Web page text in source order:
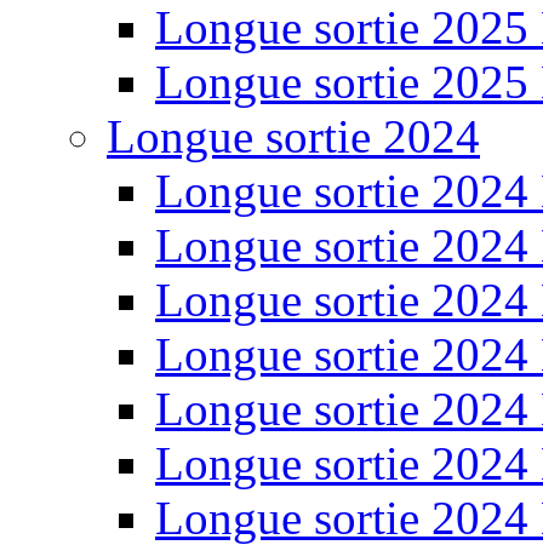
Longue sortie 2025
Longue sortie 2025
Longue sortie 2024
Longue sortie 2024
Longue sortie 2024
Longue sortie 2024
Longue sortie 2024
Longue sortie 2024
Longue sortie 2024
Longue sortie 2024